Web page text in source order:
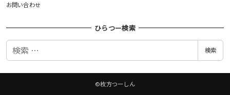
お問い合わせ
ひらつー検索
検
検索
©枚方つーしん